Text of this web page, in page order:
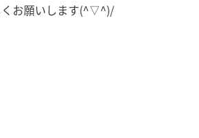
くお願いします(^▽^)/